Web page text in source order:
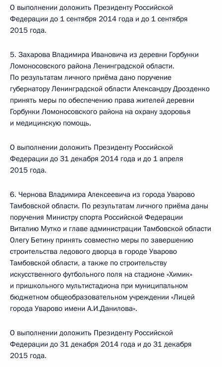
О выполнении доложить Президенту Российской
Федерации до 1 сентября 2014 года и до 1 сентября
2015 года.
5. Захарова Владимира Ивановича из деревни Горбунки
Ломоносовского района Ленинградской области.
По результатам личного приёма дано поручение
губернатору Ленинградской области Александру Дрозденко
принять меры по обеспечению права жителей деревни
Горбунки Ломоносовского района на охрану здоровья
и медицинскую помощь.
О выполнении доложить Президенту Российской
Федерации до 31 декабря 2014 года и до 1 апреля
2015 года.
6. Чернова Владимира Алексеевича из города Уварово
Тамбовской области. По результатам личного приёма даны
поручения Министру спорта Российской Федерации
Виталию Мутко и главе администрации Тамбовской области
Олегу Бетину принять совместно меры по завершению
строительства ледового дворца в городе Уварово
Тамбовской области, а также по строительству
искусственного футбольного поля на стадионе «Химик»
и пришкольного мультистадиона при муниципальном
бюджетном общеобразовательном учреждении «Лицей
города Уварово имени А.И.Данилова».
О выполнении доложить Президенту Российской
Федерации до 31 декабря 2014 года и до 31 декабря
2015 года.